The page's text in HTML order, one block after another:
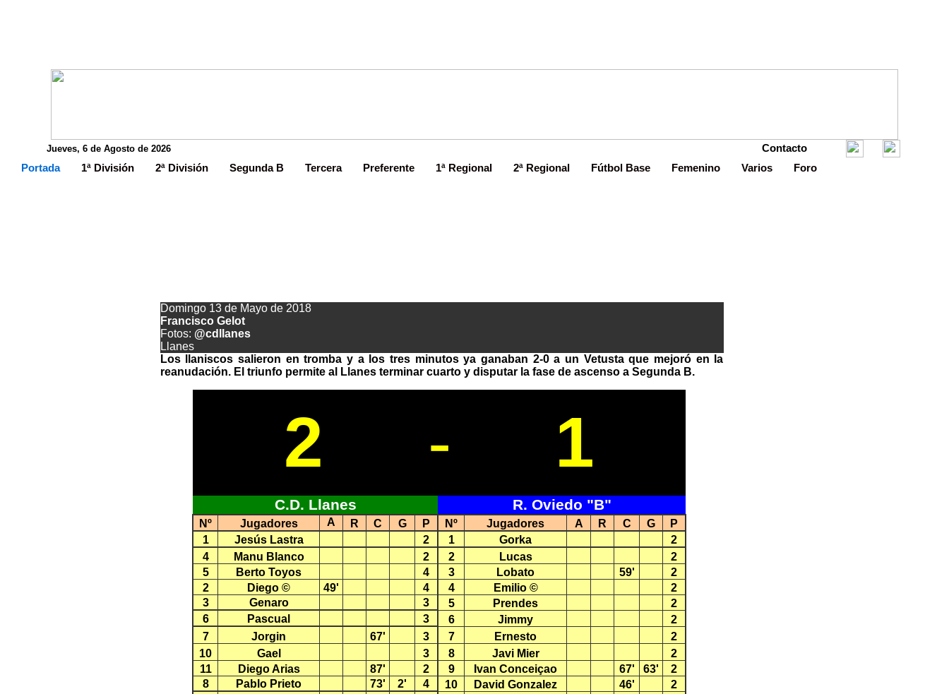
Jueves, 6 de Agosto de 2026 Contacto
Portada 1ª División 2ª División Segunda B Tercera Preferente 1ª Regional 2ª Regional Fútbol Base Femenino Varios Foro
Domingo 13 de Mayo de 2018
Francisco Gelot
Fotos: @cdllanes
Llanes
Los llaniscos salieron en tromba y a los tres minutos ya ganaban 2-0 a un Vetusta que mejoró en la
reanudación. El triunfo permite al Llanes terminar cuarto y disputar la fase de ascenso a Segunda B.
2 - 1
C.D. Llanes R. Oviedo "B"
Nº Jugadores A R C G P Nº Jugadores A R C G
P
1
Jesús Lastra 2 1 Gorka
2
4
Manu Blanco 2 2 Lucas
2
5
Berto Toyos 4 3 Lobato 59'
2
2
Diego © 49' 4 4 Emilio ©
2
3
Genaro 3 5 Prendes
2
6
Pascual 3 6 Jimmy
2
7
Jorgin 67' 3 7 Ernesto
2
10
Gael 3 8 Javi Mier
2
11
Diego Arias 87' 2 9 Ivan Conceiçao 67' 63'
2
8
Pablo Prieto 73' 2' 4 10 David Gonzalez 46'
2